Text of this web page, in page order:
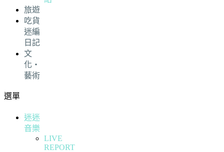
旅遊
吃貨
迷編
日記
文
化・
藝術
選單
迷迷
音樂
LIVE
REPORT